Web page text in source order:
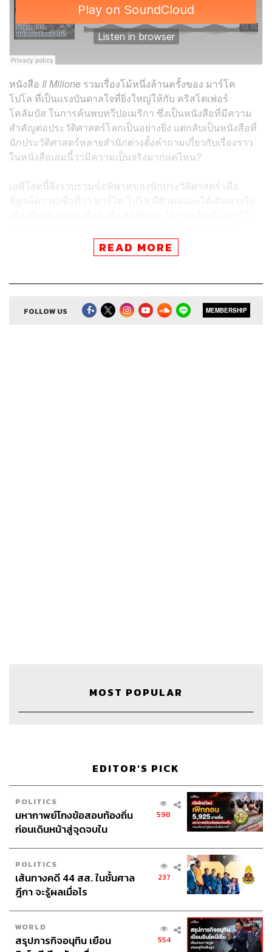
หนังสือ Il Milione รวมเรื่องโม้หนึ่งล้านครั้งของ มาร์โค
โปโล ที่เป็นแรงบันดาลใจที่ยิ่งใหญ่ให้กับ คริสโตเฟอร์
โคลัมบัส ในการค้นพบทวีปอเมริกา ซึ่งเป็นหนังสือที่มีความ
สำคัญต่อประวัติศาสตร์โลกเป็นอย่างยิ่ง แต่กลับเป็นหนังสือที่
นักประวัติศาสตร์หลายสำนักต่างตั้งคำถามเกี่ยวกับเรื่องราว
ในหนังสือเล่มนี้ว่ามีความเป็นจริงมากแค่ไหน?
เอพิโสดนี้จึงรวบรวมข้อพิพาทของนักประวัติศาสตร์ เพื่อ
ติดตาม 8 Minutes History
วิทย์ สิทธิเวคิน
Project Managerปวริศา ตั้งตุลานนท์
ดี
Sound Editorเดชาณัฏฐ์ ธีรดุริยสฤษฏ์
Sound Designer & Engineer
กฤตพล จียะเกียรติ
Recording Engineerขจีพรรณ วิจิตรรัตน์
Art Directorฉัตรชัย เฉยชิต
Channel Managerเชษฐพงศ์ ชูประดิษฐ์
Channel Admin
นิพพิชฌน์ ชุลีนวน, พฤกษา แซ่เต็ง
Proofreaderณัชชยา เมธากิตติพร
Webmasterพงศกร เพ่งพิศ
ทองมณี, วนัชพร ดวงนิล, วิมลณัฐ พรศิริอนันต์
Archive Officer ชริน ธนอุดมกรณ์, อาทิตยา อิสสรานุสรณ์,
ฉัฐนภา โพธิ์เงิน
READ MORE
FOLLOW US MEMBERSHIP
MOST POPULAR
EDITOR'S PICK
POLITICS
มหากาพย์โกงข้อสอบท้องถิ่น
ก่อนเดินหน้าสู่จุดจบใน
598
POLITICS
เส้นทางคดี 44 สส. ในชั้นศาล
ฎีกา จะรู้ผลเมื่อไร
237
WORLD
สรุปภารกิจอนุทิน เยือน
554